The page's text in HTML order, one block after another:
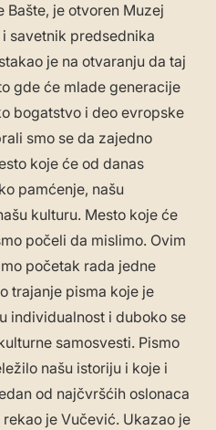
Bašte, je otvoren Muzej
savetnik predsednika
je na otvaranju da taj
gde će mlade generacije
bogatstvo i deo evropske
smo se da zajedno
koje će od danas
pamćenje, našu
kulturu. Mesto koje će
počeli da mislimo. Ovim
početak rada jedne
trajanje pisma koje je
individualnost i duboko se
samosvesti. Pismo
našu istoriju i koje i
od najčvršćih oslonaca
je Vučević. Ukazao je